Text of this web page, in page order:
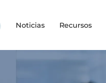
Noticias Recursos